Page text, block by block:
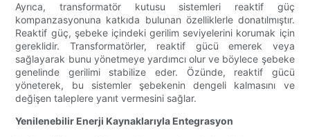
Ayrıca, transformatör kutusu sistemleri reaktif güç
kompanzasyonuna katkıda bulunan özelliklerle donatılmıştır.
Reaktif güç, şebeke içindeki gerilim seviyelerini korumak için
gereklidir. Transformatörler, reaktif gücü emerek veya
sağlayarak bunu yönetmeye yardımcı olur ve böylece şebeke
genelinde gerilimi stabilize eder. Özünde, reaktif gücü
yöneterek, bu sistemler şebekenin dengeli kalmasını ve
değişen taleplere yanıt vermesini sağlar.
Yenilenebilir Enerji Kaynaklarıyla Entegrasyon